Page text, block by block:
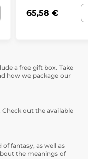
65,58 €
a free gift box. Take
how we package our
out the available
fantasy, as well as
the meanings of